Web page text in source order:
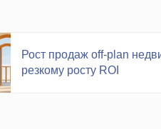
Рост продаж off-plan
резкому росту ROI